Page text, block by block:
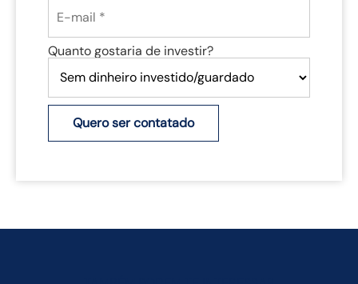
Quanto gostaria de investir?
Quero ser contatado